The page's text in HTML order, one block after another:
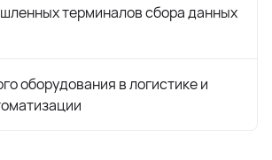
терминалов сбора данных
оборудования в логистике и